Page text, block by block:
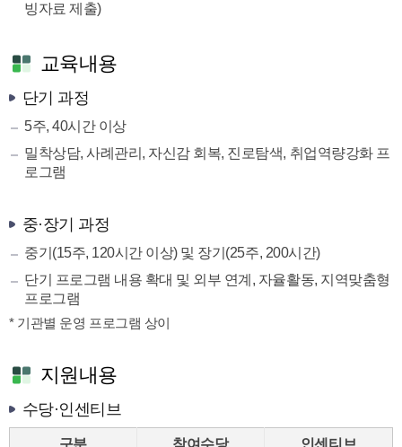
빙자료 제출)
교육내용
단기 과정
5주, 40시간 이상
밀착상담, 사례관리, 자신감 회복, 진로탐색, 취업역량강화 프
로그램
중·장기 과정
중기(15주, 120시간 이상) 및 장기(25주, 200시간)
단기 프로그램 내용 확대 및 외부 연계, 자율활동, 지역맞춤형
프로그램
* 기관별 운영 프로그램 상이
지원내용
수당·인센티브
구분 참여수당 인센티브